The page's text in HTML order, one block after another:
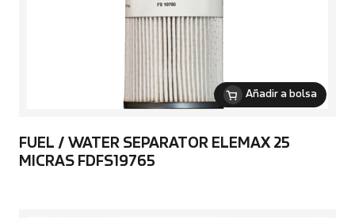
Añadir a bolsa
FUEL / WATER SEPARATOR ELEMAX 25
MICRAS FDFS19765